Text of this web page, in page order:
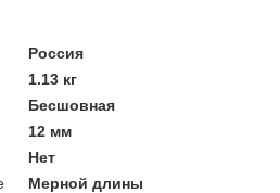
Россия
1.13 кг
Бесшовная
12 мм
Нет
Мерной длины